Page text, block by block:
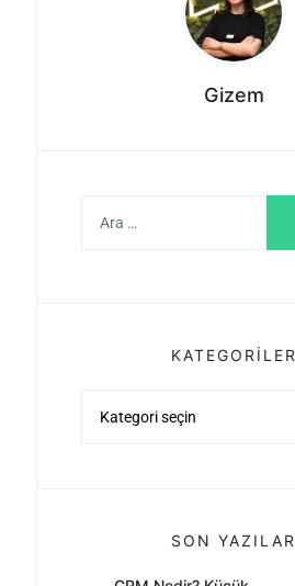
Gizem
KATEGORILER
SON YAZILAR